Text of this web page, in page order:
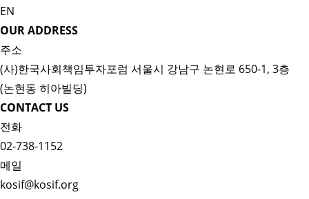
EN
OUR ADDRESS
주소
(사)한국사회책임투자포럼 서울시 강남구 논현로 650-1, 3층
(논현동 히아빌딩)
CONTACT US
전화
02-738-1152
메일
kosif@kosif.org